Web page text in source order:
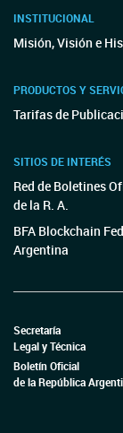
INSTITUCIONAL
Misión, Visión e
PRODUCTOS Y
Tarifas de
SITIOS DE INTERÉS
Red de Boletines
de la R. A.
BFA Blockchain
Argentina
Secretaría
Legal y Técnica
Boletín Oficial
de la República